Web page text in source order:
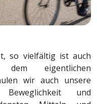
so vielfältig ist auch
eigentlichen
wir auch unsere
Beweglichkeit und